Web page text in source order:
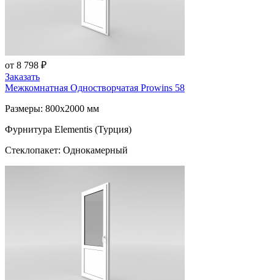
от 8 798 ₽
Заказать
Межкомнатная Одностворчатая Prowins 58
Размеры: 800x2000 мм
Фурнитура Elementis (Турция)
Стеклопакет: Однокамерный